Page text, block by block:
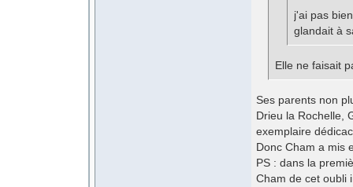
j'ai pas
glandait à
Elle ne faisait
Ses parents non
Drieu la Rochelle,
exemplaire
Donc Cham a mis
PS : dans la
Cham de cet oubli